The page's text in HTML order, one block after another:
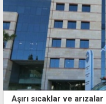
Aşırı sıcaklar ve